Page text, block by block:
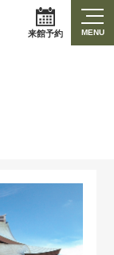
来館予約 MENU